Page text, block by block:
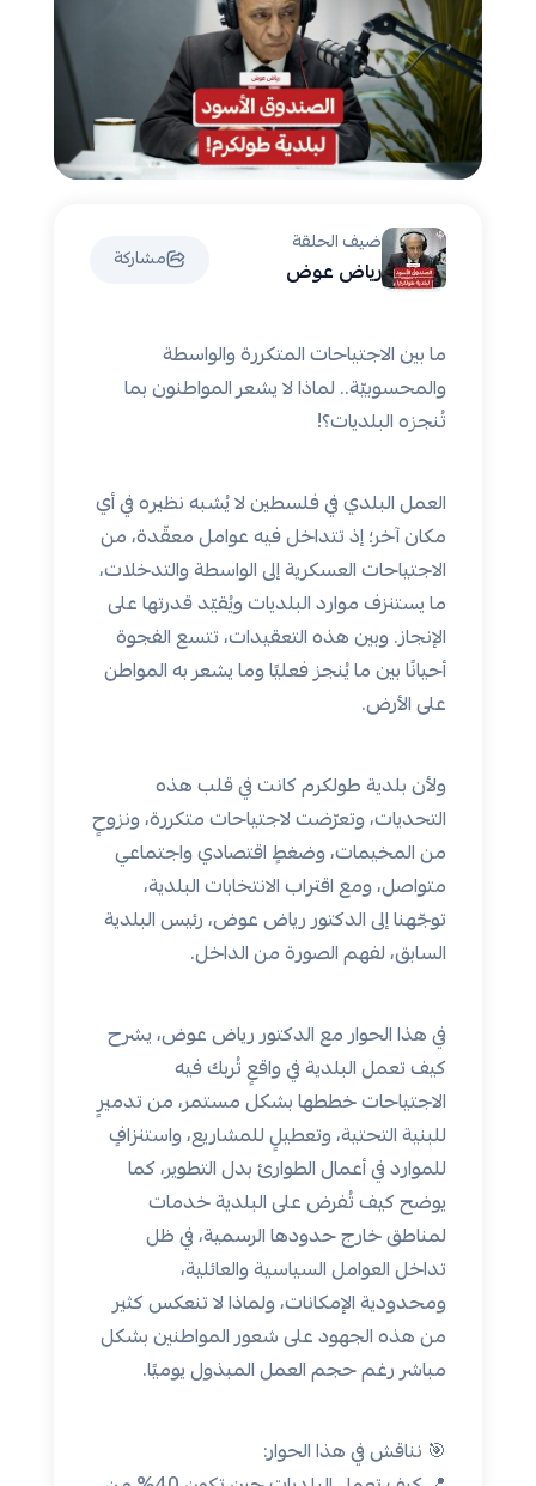
ضيف الحلقة
رياض عوض مشاركة
ما بين الاجتياحات المتكررة والواسطة
والمحسوبيّة.. لماذا لا يشعر المواطنون بما
تُنجزه البلديات؟!
العمل البلدي في فلسطين لا يُشبه نظيره في أي
مكان آخر؛ إذ تتداخل فيه عوامل معقّدة، من
الاجتياحات العسكرية إلى الواسطة والتدخلات،
ما يستنزف موارد البلديات ويُقيّد قدرتها على
الإنجاز. وبين هذه التعقيدات، تتسع الفجوة
أحيانًا بين ما يُنجز فعليًا وما يشعر به المواطن
على الأرض.
ولأن بلدية طولكرم كانت في قلب هذه
التحديات، وتعرّضت لاجتياحات متكررة، ونزوحٍ
من المخيمات، وضغطٍ اقتصادي واجتماعي
متواصل، ومع اقتراب الانتخابات البلدية،
توجّهنا إلى الدكتور رياض عوض، رئيس البلدية
السابق، لفهم الصورة من الداخل.
في هذا الحوار مع الدكتور رياض عوض، يشرح
كيف تعمل البلدية في واقعٍ تُربك فيه
الاجتياحات خططها بشكل مستمر، من تدميرٍ
للبنية التحتية، وتعطيلٍ للمشاريع، واستنزافٍ
للموارد في أعمال الطوارئ بدل التطوير، كما
يوضح كيف تُفرض على البلدية خدمات
لمناطق خارج حدودها الرسمية، في ظل
تداخل العوامل السياسية والعائلية،
ومحدودية الإمكانات، ولماذا لا تنعكس كثير
من هذه الجهود على شعور المواطنين بشكل
مباشر رغم حجم العمل المبذول يوميًا.
🎯 نناقش في هذا الحوار: